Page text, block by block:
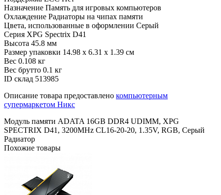
Назначение Память для игровых компьютеров
Охлаждение Радиаторы на чипах памяти
Цвета, использованные в оформлении Серый
Серия XPG Spectrix D41
Высота 45.8 мм
Размер упаковки 14.98 x 6.31 x 1.39 см
Вес 0.108 кг
Вес брутто 0.1 кг
ID склад 513985
Описание товара предоставлено компьютерным
супермаркетом Никс
Модуль памяти ADATA 16GB DDR4 UDIMM, XPG
SPECTRIX D41, 3200MHz CL16-20-20, 1.35V, RGB, Серый
Радиатор
Похожие товары